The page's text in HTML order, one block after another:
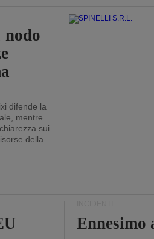
difende la
mentre
sui
della
Ennesimo